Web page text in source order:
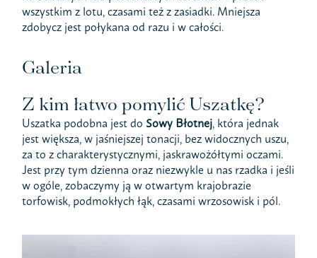
wszystkim z lotu, czasami też z zasiadki. Mniejsza
zdobycz jest połykana od razu i w całości.
Galeria
Z kim łatwo pomylić Uszatkę?
Uszatka podobna jest do Sowy Błotnej, która jednak
jest większa, w jaśniejszej tonacji, bez widocznych uszu,
za to z charakterystycznymi, jaskrawożółtymi oczami.
Jest przy tym dzienna oraz niezwykle u nas rzadka i jeśli
w ogóle, zobaczymy ją w otwartym krajobrazie
torfowisk, podmokłych łąk, czasami wrzosowisk i pól.